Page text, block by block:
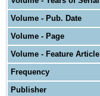
Volume - Pub. Date
Volume - Page
Volume - Feature Article
Frequency
Publisher